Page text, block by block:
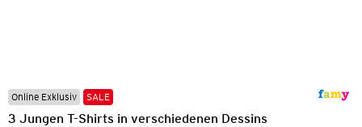
Online Exklusiv SALE
3 Jungen T-Shirts in verschiedenen Dessins